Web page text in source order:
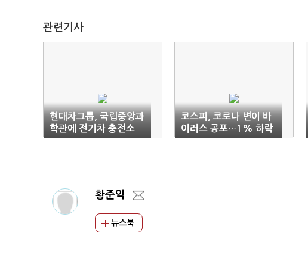
관련기사
현대차그룹, 국립중앙과
학관에 전기차 충전소
구축
코스피, 코로나 변이 바
이러스 공포…1% 하락
출발
황준익
뉴스북